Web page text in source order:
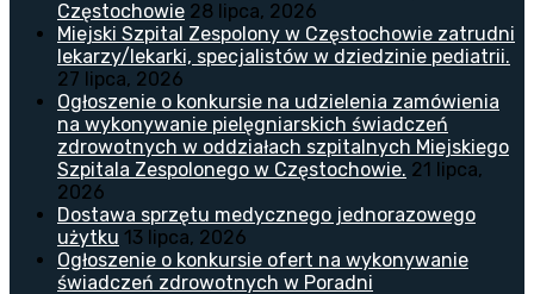
Częstochowie 28 lipca, 2026
Miejski Szpital Zespolony w Częstochowie zatrudni
lekarzy/lekarki, specjalistów w dziedzinie pediatrii.
27 lipca, 2026
Ogłoszenie o konkursie na udzielenia zamówienia
na wykonywanie pielęgniarskich świadczeń
zdrowotnych w oddziałach szpitalnych Miejskiego
Szpitala Zespolonego w Częstochowie. 21 lipca,
2026
Dostawa sprzętu medycznego jednorazowego
użytku 13 lipca, 2026
Ogłoszenie o konkursie ofert na wykonywanie
świadczeń zdrowotnych w Poradni